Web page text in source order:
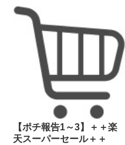
【ポチ報告1～3】＋＋楽
天スーパーセール＋＋